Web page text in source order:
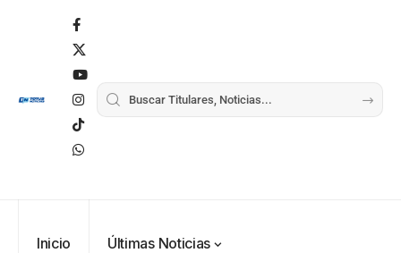
Inicio Últimas Noticias